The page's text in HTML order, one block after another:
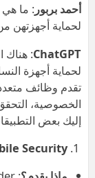
أحمد بربور : ما هي
لحماية أجهزتهن
ChatGPT: هناك
لحماية أجهزة
تقدم وظائف
الخصوصية،
إليك بعض
Security